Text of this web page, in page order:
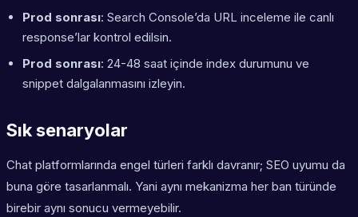
Prod sonrası: Search Console’da URL inceleme ile canlı
response’lar kontrol edilsin.
Prod sonrası: 24-48 saat içinde index durumunu ve
snippet dalgalanmasını izleyin.
Sık senaryolar
Chat platformlarında engel türleri farklı davranır; SEO uyumu da
buna göre tasarlanmalı. Yani aynı mekanizma her ban türünde
birebir aynı sonucu vermeyebilir.